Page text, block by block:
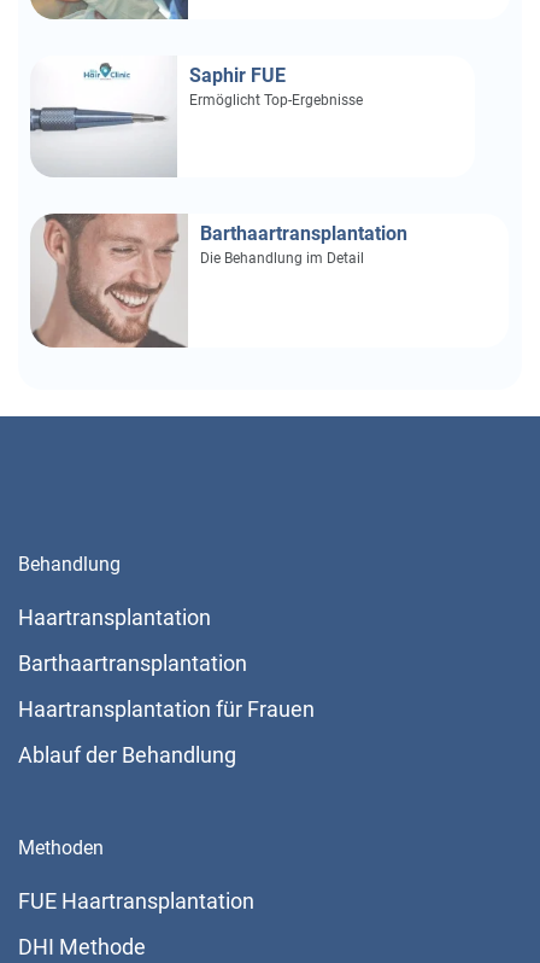
Saphir FUE
Ermöglicht Top-Ergebnisse
Barthaartransplantation
Die Behandlung im Detail
Behandlung
Haartransplantation
Barthaartransplantation
Haartransplantation für Frauen
Ablauf der Behandlung
Methoden
FUE Haartransplantation
DHI Methode